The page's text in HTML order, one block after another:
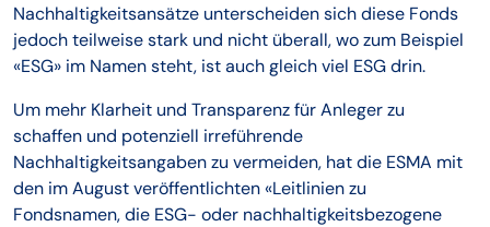
Nachhaltigkeitsansätze unterscheiden sich diese Fonds
jedoch teilweise stark und nicht überall, wo zum Beispiel
«ESG» im Namen steht, ist auch gleich viel ESG drin.
Um mehr Klarheit und Transparenz für Anleger zu
schaffen und potenziell irreführende
Nachhaltigkeitsangaben zu vermeiden, hat die ESMA mit
den im August veröffentlichten «Leitlinien zu
Fondsnamen, die ESG- oder nachhaltigkeitsbezogene